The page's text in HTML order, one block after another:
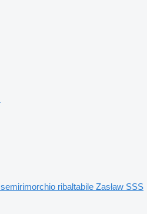
semirimorchio ribaltabile Zasław SSS